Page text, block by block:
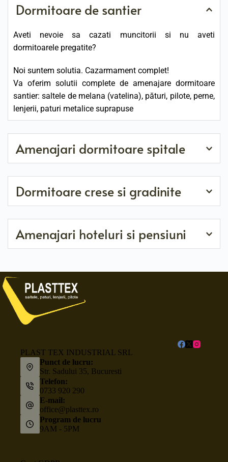
Dormitoare de santier
Aveti nevoie sa cazati muncitorii si nu aveti
dormitoarele pregatite?
Noi suntem solutia. Cazarmament complet!
Va oferim solutii complete de amenajare dormitoare
santier: saltele de melana (vatelina), pături, pilote, perne,
lenjerii, paturi metalice suprapuse
Amenajari dormitoare spitale
Venim in intampinarea spitalelor oferind tot ceea ce tine
de amenajarea unui spital fix sau ambulatoriu: saltele
umplute cu vatelina (melana), saltele din burete cu fata
Dormitoare crese si gradinite
Aveti nevoie de amenajarea dormitoarelor pentru
gradinite sau crese? Va oferim tot ceea ce aveti nevoie:
saltele umplute cu vatelina (melana), saltele din burete
Amenajari hoteluri si pensiuni
sau pensiunea dumneavoastra?
Va oferim tot ceea ce aveti nevoie: saltele cu memorie
facute pe comanda de cea mai buna calitate, lenjerii,
paturi, perne
PLAST TEX INDUSTRIAL SRL
Punct de lucru:
Str. Sadului 35, Bucuresti
Telefon:
0733 920 290
E-mail:
office@plasttex.ro
Program de lucru
9AM - 5PM